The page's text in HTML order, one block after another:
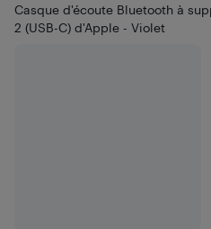
Casque d'écoute Bluetooth à
2 (USB-C) d'Apple - Violet